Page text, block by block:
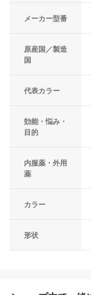
メーカー型番
原産国／製造
国
代表カラー
効能・悩み・
目的
内服薬・外用
薬
カラー
形状